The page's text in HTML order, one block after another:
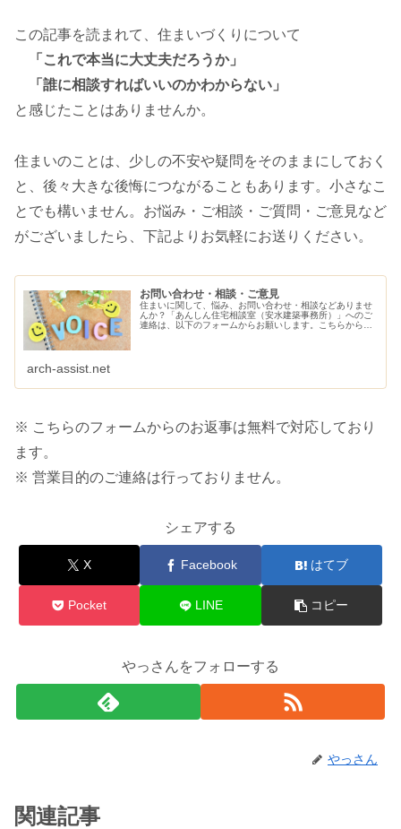
この記事を読まれて、住まいづくりについて
「これで本当に大丈夫だろうか」
「誰に相談すればいいのかわからない」
と感じたことはありませんか。
住まいのことは、少しの不安や疑問をそのままにしておく
と、後々大きな後悔につながることもあります。小さなこ
とでも構いません。お悩み・ご相談・ご質問・ご意見など
がございましたら、下記よりお気軽にお送りください。
お問い合わせ・相談・ご意見
住まいに関して、悩み、お問い合わせ・相談などありませ
んか？「あんしん住宅相談室（安水建築事務所）」へのご
連絡は、以下のフォームからお願いします。こちらから、
arch-assist.net
※ こちらのフォームからのお返事は無料で対応しており
ます。
※ 営業目的のご連絡は行っておりません。
シェアする
X Facebook はてブ
Pocket LINE コピー
やっさんをフォローする
やっさん
関連記事